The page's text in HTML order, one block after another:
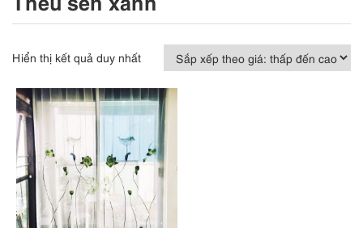
Hiển thị kết quả duy nhất